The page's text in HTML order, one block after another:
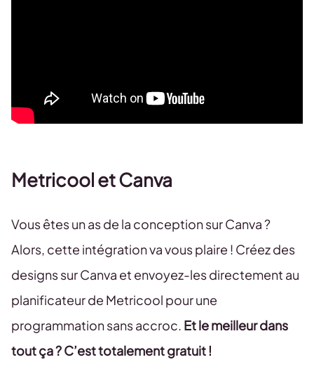
Metricool et Canva
Vous êtes un as de la conception sur Canva ?
Alors, cette intégration va vous plaire ! Créez des
designs sur Canva et envoyez-les directement au
planificateur de Metricool pour une
programmation sans accroc. Et le meilleur dans
tout ça ? C’est totalement gratuit !